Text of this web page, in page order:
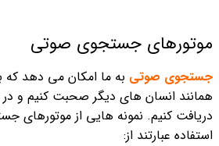
موتورهای جستجوی صوتی
جستجوی صوتی به ما امکان می دهد که
همانند انسان های دیگر صحبت کنیم و در
دریافت کنیم. نمونه هایی از موتورهای
استفاده عبارتند از: